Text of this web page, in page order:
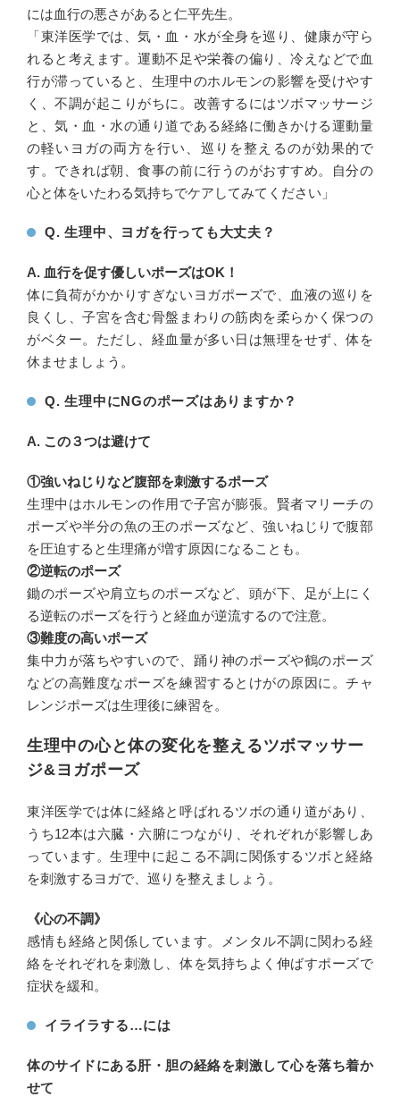
には血行の悪さがあると仁平先生。
「東洋医学では、気・血・水が全身を巡り、健康が守ら
れると考えます。運動不足や栄養の偏り、冷えなどで血
行が滞っていると、生理中のホルモンの影響を受けやす
く、不調が起こりがちに。改善するにはツボマッサージ
と、気・血・水の通り道である経絡に働きかける運動量
の軽いヨガの両方を行い、巡りを整えるのが効果的で
す。できれば朝、食事の前に行うのがおすすめ。自分の
心と体をいたわる気持ちでケアしてみてください」
Q. 生理中、ヨガを行っても大丈夫？
A. 血行を促す優しいポーズはOK！
体に負荷がかかりすぎないヨガポーズで、血液の巡りを
良くし、子宮を含む骨盤まわりの筋肉を柔らかく保つの
がベター。ただし、経血量が多い日は無理をせず、体を
休ませましょう。
Q. 生理中にNGのポーズはありますか？
A. この３つは避けて
①強いねじりなど腹部を刺激するポーズ
生理中はホルモンの作用で子宮が膨張。賢者マリーチの
ポーズや半分の魚の王のポーズなど、強いねじりで腹部
を圧迫すると生理痛が増す原因になることも。
②逆転のポーズ
鋤のポーズや肩立ちのポーズなど、頭が下、足が上にく
る逆転のポーズを行うと経血が逆流するので注意。
③難度の高いポーズ
集中力が落ちやすいので、踊り神のポーズや鶴のポーズ
などの高難度なポーズを練習するとけがの原因に。チャ
レンジポーズは生理後に練習を。
生理中の心と体の変化を整えるツボマッサー
ジ&ヨガポーズ
東洋医学では体に経絡と呼ばれるツボの通り道があり、
うち12本は六臓・六腑につながり、それぞれが影響しあ
っています。生理中に起こる不調に関係するツボと経絡
を刺激するヨガで、巡りを整えましょう。
《心の不調》
感情も経絡と関係しています。メンタル不調に関わる経
絡をそれぞれを刺激し、体を気持ちよく伸ばすポーズで
症状を緩和。
イライラする…には
体のサイドにある肝・胆の経絡を刺激して心を落ち着か
せて